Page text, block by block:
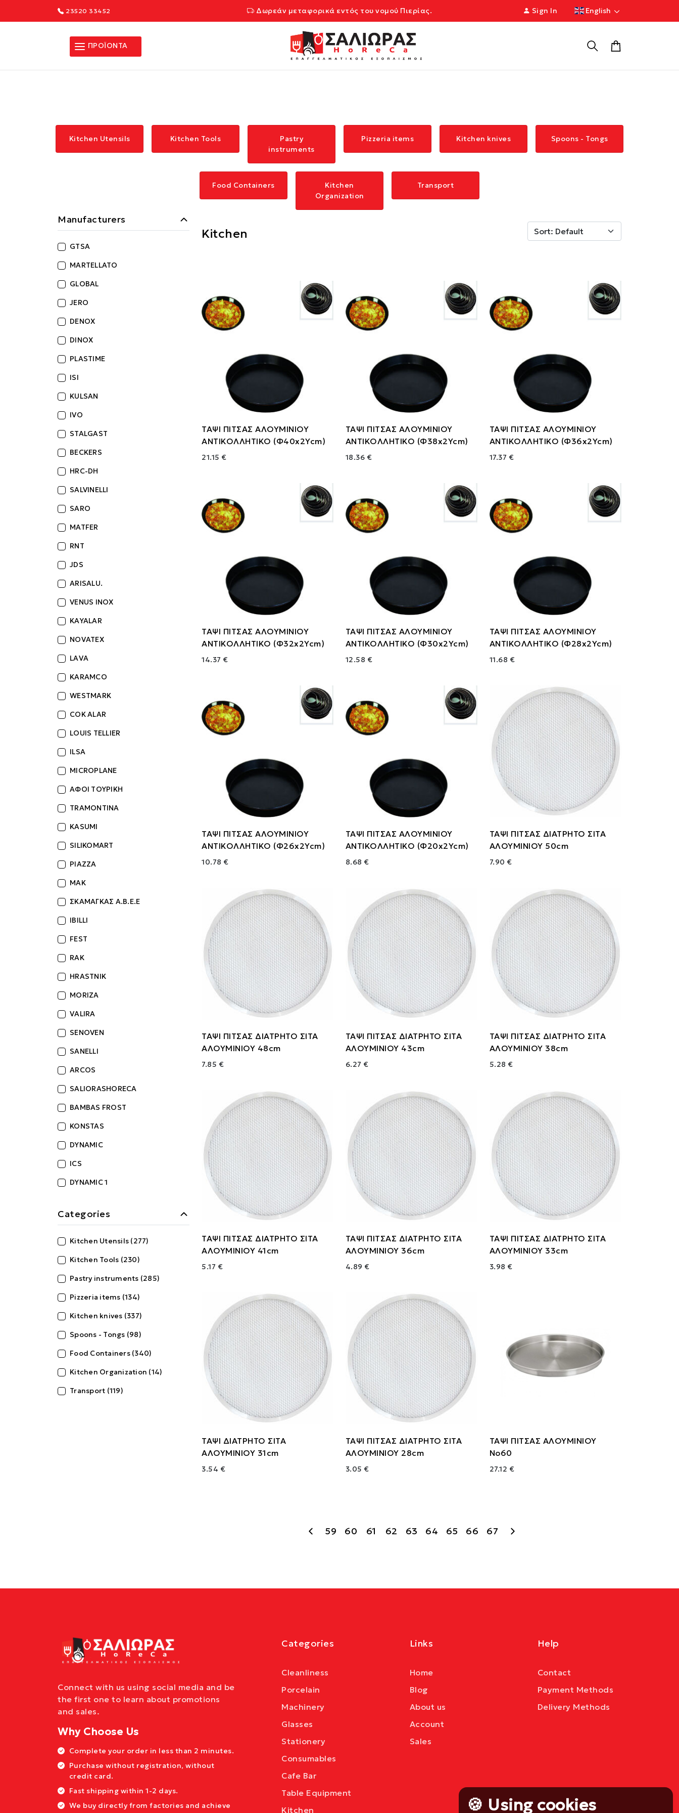
🍪 Using cookies
23520 33452 Δωρεάν μεταφορικά εντός του νομού Πιερίας. Sign In English
ΠΡΟΪΟΝΤΑ
Kitchen Utensils Kitchen Tools
Pastry
instruments
Pizzeria items Kitchen knives Spoons - Tongs
Food Containers
Kitchen
Organization
Transport
Kitchen
ΤΑΨΙ ΠΙΤΣΑΣ ΑΛΟΥΜΙΝΙΟΥ
ΑΝΤΙΚΟΛΛΗΤΙΚΟ (Φ40x2Ycm)
21.15 €
ΤΑΨΙ ΠΙΤΣΑΣ ΑΛΟΥΜΙΝΙΟΥ
ΑΝΤΙΚΟΛΛΗΤΙΚΟ (Φ38x2Ycm)
18.36 €
ΤΑΨΙ ΠΙΤΣΑΣ ΑΛΟΥΜΙΝΙΟΥ
ΑΝΤΙΚΟΛΛΗΤΙΚΟ (Φ36x2Ycm)
17.37 €
ΤΑΨΙ ΠΙΤΣΑΣ ΑΛΟΥΜΙΝΙΟΥ
ΑΝΤΙΚΟΛΛΗΤΙΚΟ (Φ32x2Ycm)
14.37 €
ΤΑΨΙ ΠΙΤΣΑΣ ΑΛΟΥΜΙΝΙΟΥ
ΑΝΤΙΚΟΛΛΗΤΙΚΟ (Φ30x2Ycm)
12.58 €
ΤΑΨΙ ΠΙΤΣΑΣ ΑΛΟΥΜΙΝΙΟΥ
ΑΝΤΙΚΟΛΛΗΤΙΚΟ (Φ28x2Ycm)
11.68 €
ΤΑΨΙ ΠΙΤΣΑΣ ΑΛΟΥΜΙΝΙΟΥ
ΑΝΤΙΚΟΛΛΗΤΙΚΟ (Φ26x2Ycm)
10.78 €
ΤΑΨΙ ΠΙΤΣΑΣ ΑΛΟΥΜΙΝΙΟΥ
ΑΝΤΙΚΟΛΛΗΤΙΚΟ (Φ20x2Ycm)
8.68 €
ΤΑΨΙ ΠΙΤΣΑΣ ΔΙΑΤΡΗΤΟ ΣΙΤΑ
ΑΛΟΥΜΙΝΙΟΥ 50cm
7.90 €
ΤΑΨΙ ΠΙΤΣΑΣ ΔΙΑΤΡΗΤΟ ΣΙΤΑ
ΑΛΟΥΜΙΝΙΟΥ 48cm
7.85 €
ΤΑΨΙ ΠΙΤΣΑΣ ΔΙΑΤΡΗΤΟ ΣΙΤΑ
ΑΛΟΥΜΙΝΙΟΥ 43cm
6.27 €
ΤΑΨΙ ΠΙΤΣΑΣ ΔΙΑΤΡΗΤΟ ΣΙΤΑ
ΑΛΟΥΜΙΝΙΟΥ 38cm
5.28 €
ΤΑΨΙ ΠΙΤΣΑΣ ΔΙΑΤΡΗΤΟ ΣΙΤΑ
ΑΛΟΥΜΙΝΙΟΥ 41cm
5.17 €
ΤΑΨΙ ΠΙΤΣΑΣ ΔΙΑΤΡΗΤΟ ΣΙΤΑ
ΑΛΟΥΜΙΝΙΟΥ 36cm
4.89 €
ΤΑΨΙ ΠΙΤΣΑΣ ΔΙΑΤΡΗΤΟ ΣΙΤΑ
ΑΛΟΥΜΙΝΙΟΥ 33cm
3.98 €
ΤΑΨΙ ΔΙΑΤΡΗΤΟ ΣΙΤΑ
ΑΛΟΥΜΙΝΙΟΥ 31cm
3.54 €
ΤΑΨΙ ΠΙΤΣΑΣ ΔΙΑΤΡΗΤΟ ΣΙΤΑ
ΑΛΟΥΜΙΝΙΟΥ 28cm
3.05 €
ΤΑΨΙ ΠΙΤΣΑΣ ΑΛΟΥΜΙΝΙΟΥ
Νο60
27.12 €
59 60 61 62 63 64 65 66 67
Manufacturers
GTSA
MARTELLATO
GLOBAL
JERO
DENOX
DINOX
PLASTIME
ISI
KULSAN
IVO
STALGAST
BECKERS
HRC-DH
SALVINELLI
SARO
MATFER
RNT
JDS
ARISALU.
VENUS INOX
KAYALAR
NOVATEX
LAVA
KARAMCO
WESTMARK
COK ALAR
LOUIS TELLIER
ILSA
MICROPLANE
ΑΦΟΙ ΤΟΥΡΙΚΗ
TRAMONTINA
KASUMI
SILIKOMART
PIAZZA
MAK
ΣΚΑΜΑΓΚΑΣ Α.Β.Ε.Ε
IBILLI
FEST
RAK
HRASTNIK
MORIZA
VALIRA
SENOVEN
SANELLI
ARCOS
SALIORASHORECA
BAMBAS FROST
KONSTAS
DYNAMIC
ICS
DYNAMIC 1
Categories
Kitchen Utensils (277)
Kitchen Tools (230)
Pastry instruments (285)
Pizzeria items (134)
Kitchen knives (337)
Spoons - Tongs (98)
Food Containers (340)
Kitchen Organization (14)
Transport (119)
Connect with us using social media and be
the first one to learn about promotions
and sales.
Why Choose Us
Complete your order in less than 2 minutes.
Purchase without registration, without
credit card.
Fast shipping within 1-2 days.
We buy directly from factories and achieve
Categories
Cleanliness
Porcelain
Machinery
Glasses
Stationery
Consumables
Cafe Bar
Table Equipment
Kitchen
Links
Home
Blog
About us
Account
Sales
Help
Contact
Payment Methods
Delivery Methods